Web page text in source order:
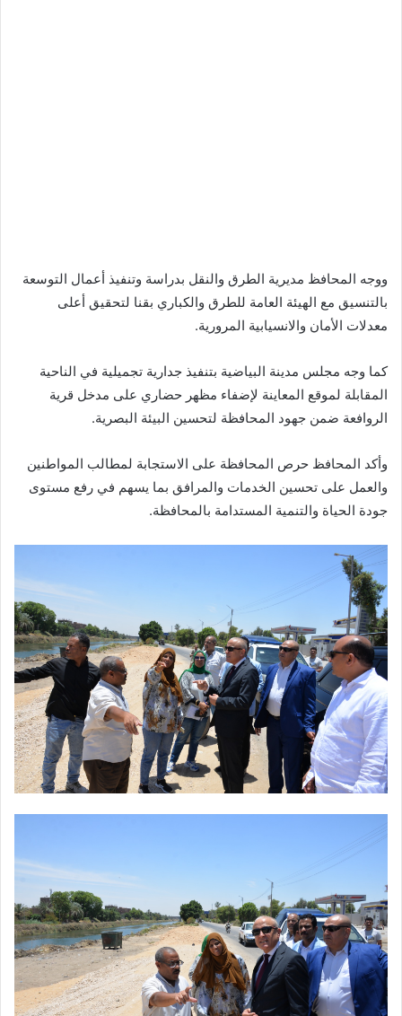
ووجه المحافظ مديرية الطرق والنقل بدراسة وتنفيذ أعمال التوسعة
بالتنسيق مع الهيئة العامة للطرق والكباري بقنا لتحقيق أعلى
معدلات الأمان والانسيابية المرورية.
كما وجه مجلس مدينة البياضية بتنفيذ جدارية تجميلية في الناحية
المقابلة لموقع المعاينة لإضفاء مظهر حضاري على مدخل قرية
الروافعة ضمن جهود المحافظة لتحسين البيئة البصرية.
وأكد المحافظ حرص المحافظة على الاستجابة لمطالب المواطنين
والعمل على تحسين الخدمات والمرافق بما يسهم في رفع مستوى
جودة الحياة والتنمية المستدامة بالمحافظة.